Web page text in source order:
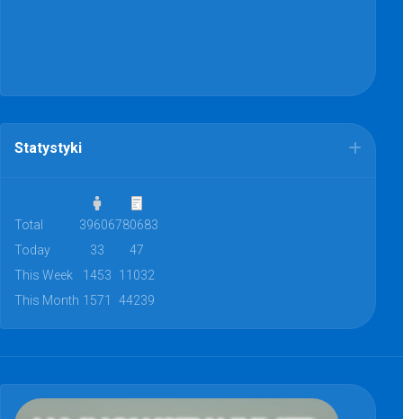
Statystyki
Total 39606780683
Today
33
47
This Week
1453
11032
This Month 1571 44239